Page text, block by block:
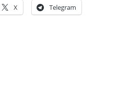
X Telegram